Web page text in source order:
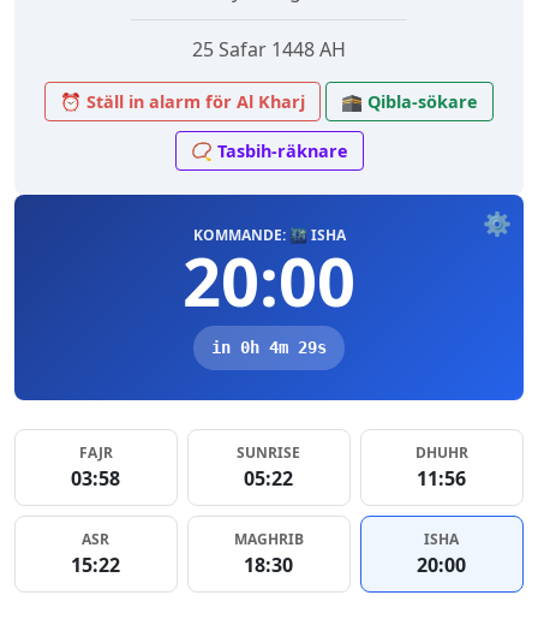
25 Safar 1448 AH
⏰ Ställ in alarm för Al Kharj 🕋 Qibla-sökare
📿 Tasbih-räknare
⚙️
KOMMANDE: 🌃 ISHA
20:00
in 0h 4m 29s
FAJR
03:58
SUNRISE
05:22
DHUHR
11:56
ASR
15:22
MAGHRIB
18:30
ISHA
20:00